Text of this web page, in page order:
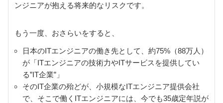
ンジニアが抱える将来的なリスクです。
もう一度、おさらいをすると、
日本のITエンジニアの働き先として、約75%（88万人）
が「ITエンジニアの技術力やITサービスを提供してい
る”IT企業”」
そのIT企業の殆どが、小規模なITエンジニア提供会社
で、そこで働くITエンジニアには、今でも35歳定年説が